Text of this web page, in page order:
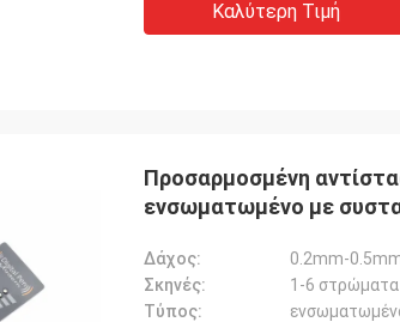
Καλύτερη Τιμή
Προσαρμοσμένη
ενσωματωμένο με
Δάχος:
0.2mm-
Σκηνές:
1-6 στρώματα
Τύπος: